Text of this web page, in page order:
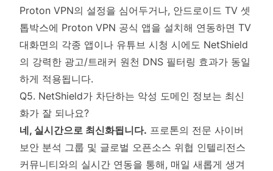
Proton VPN의 설정을 심어두거나, 안드로이드 TV 셋
톱박스에 Proton VPN 공식 앱을 설치해 연동하면 TV
대화면의 각종 앱이나 유튜브 시청 시에도 NetShield
의 강력한 광고/트래커 원천 DNS 필터링 효과가 동일
하게 적용됩니다.
Q5. NetShield가 차단하는 악성 도메인 정보는 최신
화가 잘 되나요?
네, 실시간으로 최신화됩니다. 프로톤의 전문 사이버
보안 분석 그룹 및 글로벌 오픈소스 위협 인텔리전스
커뮤니티와의 실시간 연동을 통해, 매일 새롭게 생겨